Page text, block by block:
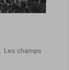
Les champs